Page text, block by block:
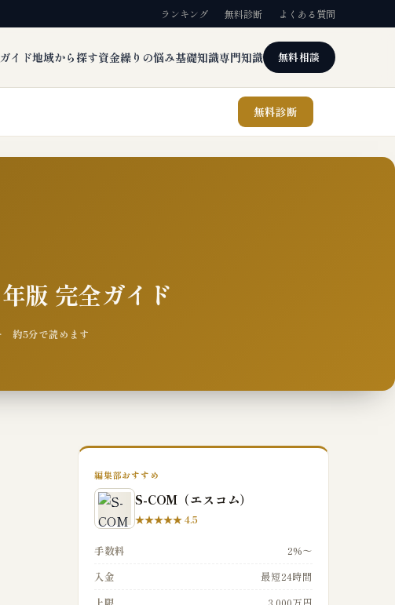
ランキング 無料診断 よくある質問
イド地域から探す資金繰りの悩み基礎知識専門知識 無料相談
無料診断
版 完全ガイド
約5分で読めます
編集部おすすめ
S-COM（エスコム）
★★★★★ 4.5
手数料
2%〜
入金
最短24時間